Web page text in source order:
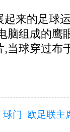
来的足球
脑组成的鹰
当球穿过布
球门
欧足联主